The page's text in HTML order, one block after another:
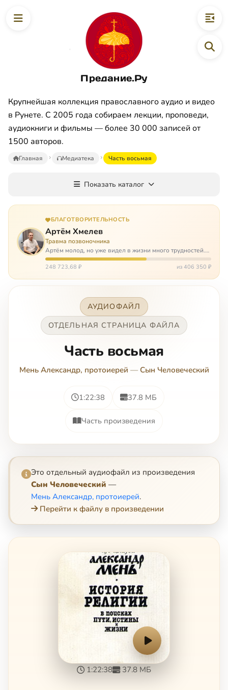
Предание.Ру
Крупнейшая коллекция православного аудио и видео
в Рунете. С 2005 года собираем лекции, проповеди,
аудиокниги и фильмы — более 30 000 записей от
1500 авторов.
Главная Медиатека Часть восьмая
Показать каталог
БЛАГОТВОРИТЕЛЬНОСТЬ
Артём Хмелев
Травма позвоночника
Артём молод, но уже видел в жизни много трудностей.
Он сирота, привык заботится о себе сам, но, когда
случилось несчастье, и он был парализован – остался на
248 723,68 ₽ из 406 350 ₽
АУДИОФАЙЛ
ОТДЕЛЬНАЯ СТРАНИЦА ФАЙЛА
Часть восьмая
Мень Александр, протоиерей — Сын Человеческий
1:22:38 37.8 МБ
Часть произведения
Это отдельный аудиофайл из произведения
Сын Человеческий —
Мень Александр, протоиерей.
Перейти к файлу в произведении
1:22:38 37.8 МБ